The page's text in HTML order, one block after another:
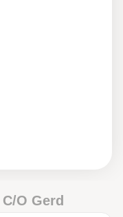
C/O Gerd